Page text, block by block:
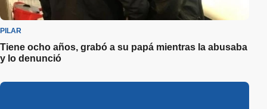
PILAR
Tiene ocho años, grabó a su papá mientras la abusaba
y lo denunció